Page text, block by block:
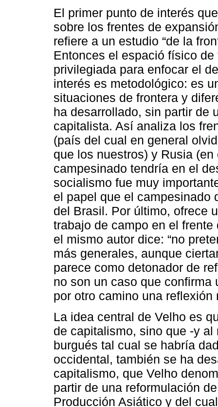
El primer punto de interés
sobre los frentes de
refiere a un estudio “de la
Entonces el espació físico
privilegiada para enfocar el
interés es metodológico: es
situaciones de frontera y
ha desarrollado, sin partir de
capitalista. Así analiza los
(país del cual en general
que los nuestros) y Rusia
campesinado tendría en el
socialismo fue muy
el papel que el campesinado
del Brasil. Por último, ofrece
trabajo de campo en el
el mismo autor dice: “no
más generales, aunque
parece como detonador de
no son un caso que
por otro camino una reflexión
La idea central de Velho es
de capitalismo, sino que -y
burgués tal cual se habría
occidental, también se ha
capitalismo, que Velho
partir de una reformulación
Producción Asiático y del